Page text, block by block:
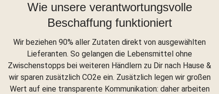
Wie unsere verantwortungsvolle
Beschaffung funktioniert
Wir beziehen 90% aller Zutaten direkt von ausgewählten
Lieferanten. So gelangen die Lebensmittel ohne
Zwischenstopps bei weiteren Händlern zu Dir nach Hause &
wir sparen zusätzlich CO2e ein. Zusätzlich legen wir großen
Wert auf eine transparente Kommunikation: daher arbeiten